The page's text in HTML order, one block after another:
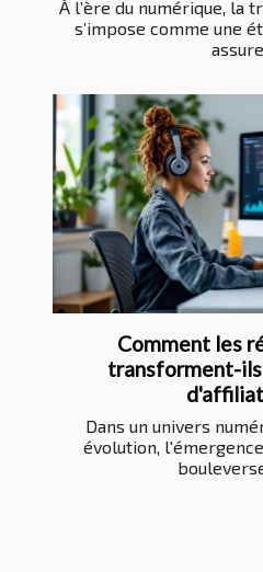
À l’ère du numérique, la
s’impose comme une
Comment les
transforment-
Dans un univers
évolution,
bouleverse